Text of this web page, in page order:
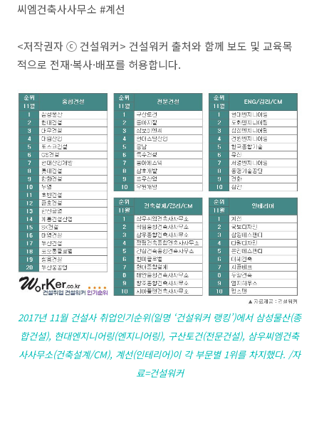
씨엠건축사사무소 #계선
<저작권자 ⓒ 건설워커> 건설워커 출처와 함께 보도 및 교육목
적으로 전재·복사·배포를 허용합니다.
2017년 11월 건설사 취업인기순위(일명 ‘건설워커 랭킹’)에서 삼성물산(종
합건설), 현대엔지니어링(엔지니어링), 구산토건(전문건설), 삼우씨엠건축
사사무소(건축설계/CM), 계선(인테리어)이 각 부문별 1위를 차지했다. /자
료=건설워커